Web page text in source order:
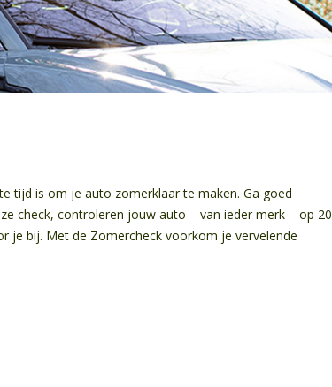
tijd is om je auto zomerklaar te maken. Ga goed
check, controleren jouw auto – van ieder merk – op 20
je bij. Met de Zomercheck voorkom je vervelende